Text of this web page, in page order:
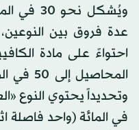
ويُشكل
عدة فروق بين
احتواءً على مادة